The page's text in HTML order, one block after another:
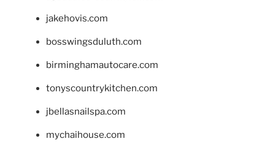
jakehovis.com
bosswingsduluth.com
birminghamautocare.com
tonyscountrykitchen.com
jbellasnailspa.com
mychaihouse.com